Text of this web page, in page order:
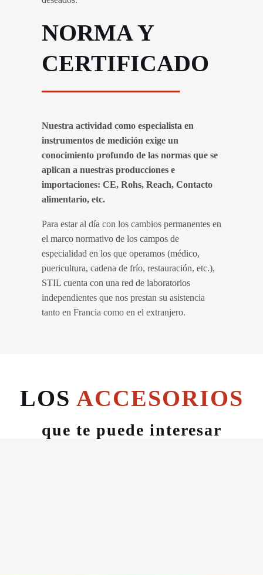
NORMA Y
CERTIFICADO
Nuestra actividad como especialista en
instrumentos de medición exige un
conocimiento profundo de las normas que se
aplican a nuestras producciones e
importaciones: CE, Rohs, Reach, Contacto
alimentario, etc.
Para estar al día con los cambios permanentes en
el marco normativo de los campos de
especialidad en los que operamos (médico,
puericultura, cadena de frío, restauración, etc.),
STIL cuenta con una red de laboratorios
independientes que nos prestan su asistencia
tanto en Francia como en el extranjero.
LOS ACCESORIOS
que te puede interesar